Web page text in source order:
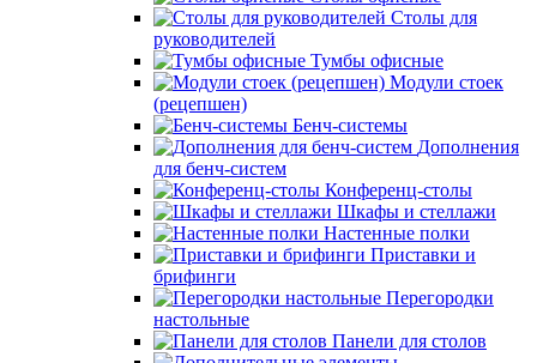
Столы для
руководителей
Тумбы офисные
Модули стоек
(рецепшен)
Бенч-системы
Дополнения
для бенч-систем
Конференц-столы
Шкафы и стеллажи
Настенные полки
Приставки и
брифинги
Перегородки
настольные
Панели для столов